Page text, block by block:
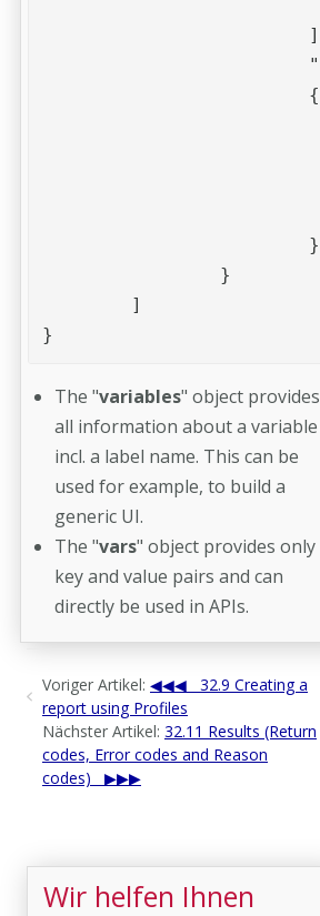
}
The "variables" object provides
all information about a variable
incl. a label name. This can be
used for example, to build a
generic UI.
The "vars" object provides only
key and value pairs and can
directly be used in APIs.
Voriger Artikel:
32.9 Creating a
report using Profiles
Nächster Artikel: 32.11 Results (Return
codes, Error codes and Reason
codes)
Wir helfen Ihnen